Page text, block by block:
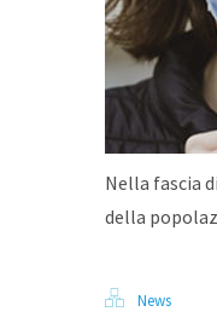
Nella fascia
della
News